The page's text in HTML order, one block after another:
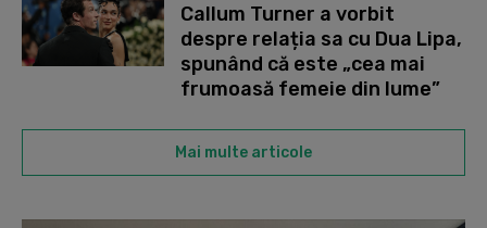
Callum Turner a vorbit
despre relația sa cu Dua Lipa,
spunând că este „cea mai
frumoasă femeie din lume”
Mai multe articole